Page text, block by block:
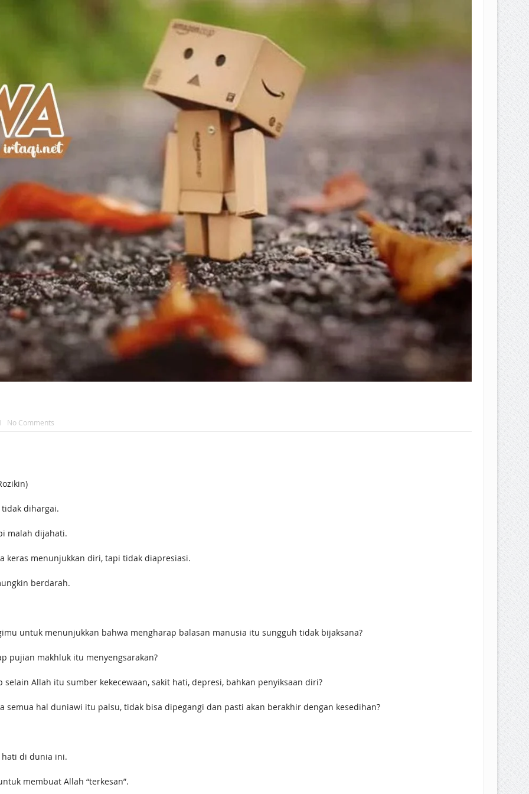
UANG HARAM BISA MENJADI HALAL JIKA SEBAB KEPEMILIKANNYA BERUBAH
HUKUM MEMBAYAR ZAKAT DENGAN CARA MENGANGSUR
No Comments
dihargai.
malah dijahati.
keras menunjukkan diri, tapi tidak diapresiasi.
berdarah.
untuk menunjukkan bahwa mengharap balasan manusia itu sungguh tidak bijaksana?
pujian makhluk itu menyengsarakan?
Allah itu sumber kekecewaan, sakit hati, depresi, bahkan penyiksaan diri?
hal duniawi itu palsu, tidak bisa dipegangi dan pasti akan berakhir dengan kesedihan?
hati di dunia ini.
membuat Allah “terkesan”.